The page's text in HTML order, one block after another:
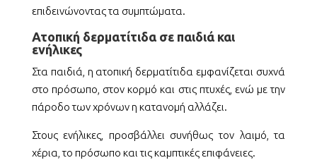
επιδεινώνοντας τα συμπτώματα.
Ατοπική δερματίτιδα σε παιδιά και
ενήλικες
Στα παιδιά, η ατοπική δερματίτιδα εμφανίζεται συχνά
στο πρόσωπο, στον κορμό και στις πτυχές, ενώ με την
πάροδο των χρόνων η κατανομή αλλάζει.
Στους ενήλικες, προσβάλλει συνήθως τον λαιμό, τα
χέρια, το πρόσωπο και τις καμπτικές επιφάνειες.